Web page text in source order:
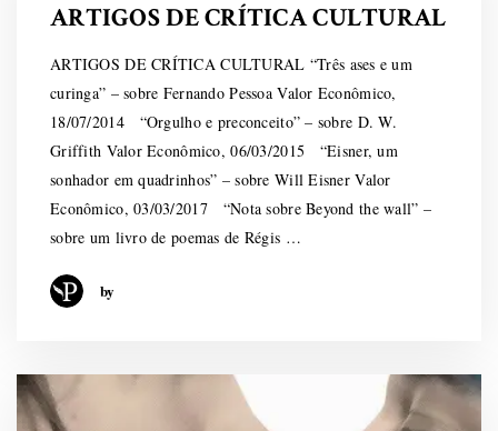
ARTIGOS DE CRÍTICA CULTURAL
ARTIGOS DE CRÍTICA CULTURAL “Três ases e um
curinga” – sobre Fernando Pessoa Valor Econômico,
18/07/2014 “Orgulho e preconceito” – sobre D. W.
Griffith Valor Econômico, 06/03/2015 “Eisner, um
sonhador em quadrinhos” – sobre Will Eisner Valor
Econômico, 03/03/2017 “Nota sobre Beyond the wall” –
sobre um livro de poemas de Régis …
by